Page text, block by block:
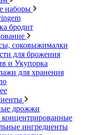
наборы
бродит
соковыжималки
для брожения
и Укупорка
для хранения
дрожжи
ингредиенты